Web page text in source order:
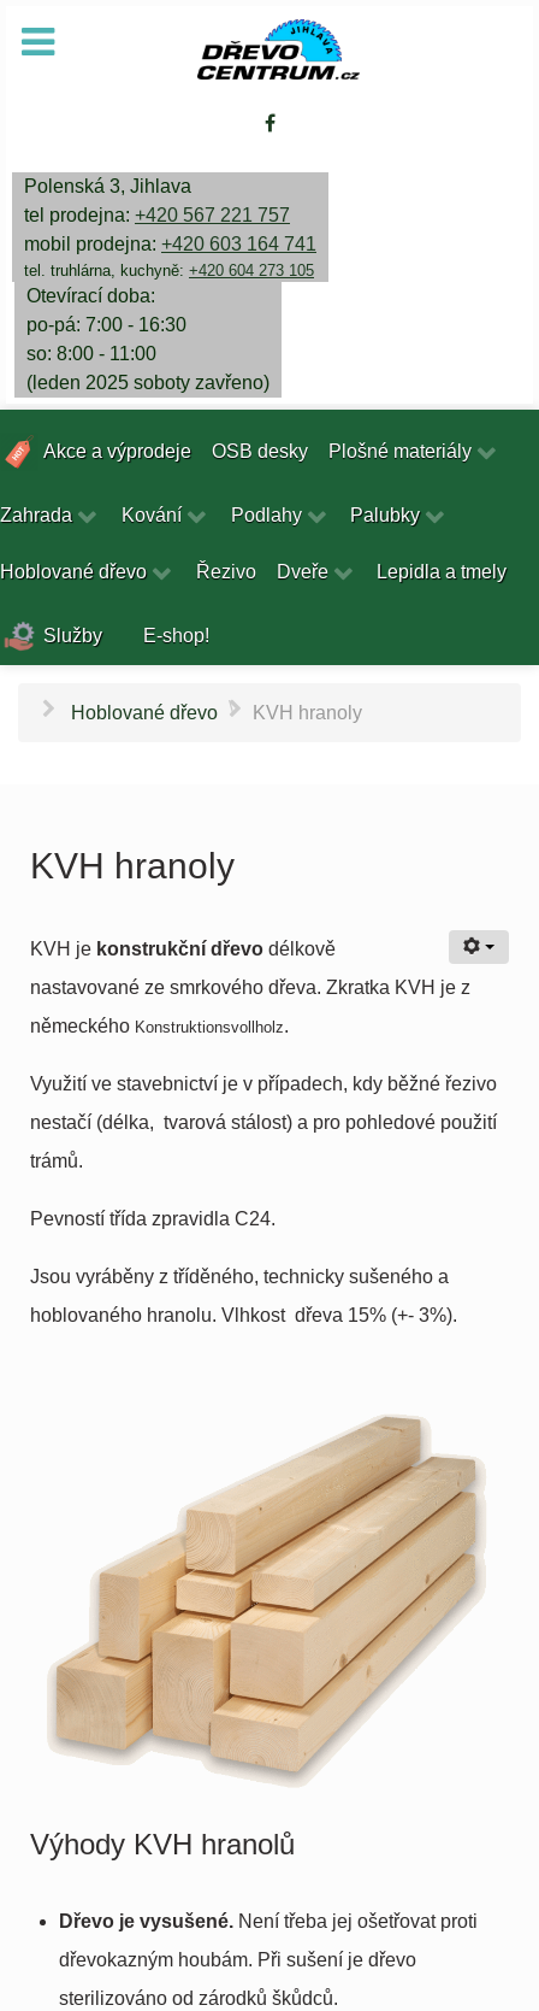
Polenská 3, Jihlava
tel prodejna: +420 567 221 757
mobil prodejna: +420 603 164 741
tel. truhlárna, kuchyně: +420 604 273 105
Otevírací doba:
po-pá: 7:00 - 16:30
so: 8:00 - 11:00
(leden 2025 soboty zavřeno)
Akce a výprodeje OSB desky Plošné materiály
Zahrada Kování Podlahy Palubky
Hoblované dřevo Řezivo Dveře Lepidla a tmely
Služby E-shop!
Hoblované dřevo \ KVH hranoly
KVH hranoly
KVH je konstrukční dřevo délkově
nastavované ze smrkového dřeva. Zkratka KVH je z
německého Konstruktionsvollholz.
Využití ve stavebnictví je v případech, kdy běžné řezivo
nestačí (délka, tvarová stálost) a pro pohledové použití
trámů.
Pevností třída zpravidla C24.
Jsou vyráběny z tříděného, technicky sušeného a
hoblovaného hranolu. Vlhkost dřeva 15% (+- 3%).
Výhody KVH hranolů
Dřevo je vysušené. Není třeba jej ošetřovat proti
dřevokazným houbám. Při sušení je dřevo
sterilizováno od zárodků škůdců.